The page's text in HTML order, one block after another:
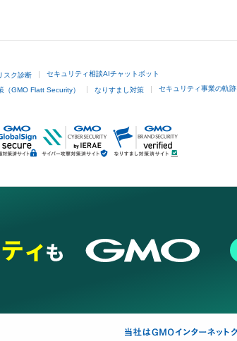
スク診断 セキュリティ相談AIチャットボット
（GMO Flatt Security） なりすまし対策 セキュリティ事業の軌跡